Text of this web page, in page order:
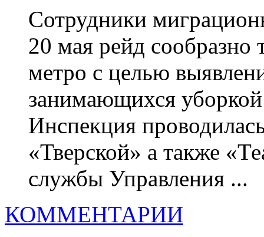
Сотрудники
20 мая рейд сообразно
метро с целью
занимающихся
Инспекция
«Тверской» а также
службы Управления ...
КОММЕНТАРИИ